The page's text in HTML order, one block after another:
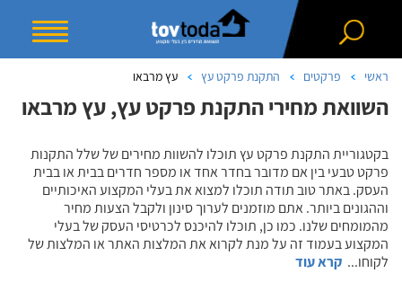
ראשי פרקטים התקנת פרקט עץ עץ מרבאו
השוואת מחירי התקנת פרקט עץ, עץ מרבאו
בקטגוריית התקנת פרקט עץ תוכלו להשוות מחירים של שלל התקנות
פרקט טבעי בין אם מדובר בחדר אחד או מספר חדרים בבית או בבית
העסק. באתר טוב תודה תוכלו למצוא את בעלי המקצוע האיכותיים
וההגונים ביותר. אתם מוזמנים לערוך סינון ולקבל הצעות מחיר
מהמומחים שלנו. כמו כן, תוכלו להיכנס לכרטיסי העסק של בעלי
המקצוע בעמוד זה על מנת לקרוא את המלצות האתר או המלצות של
לקוחו... קרא עוד